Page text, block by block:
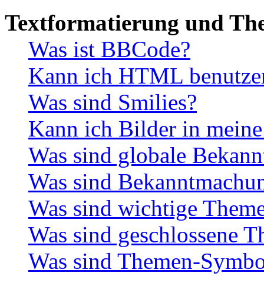
Textformatierung und
Was ist BBCode?
Kann ich HTML
Was sind Smilies?
Kann ich Bilder in
Was sind globale
Was sind
Was sind wichtige
Was sind geschlossene
Was sind Themen-